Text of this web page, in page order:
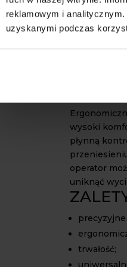
reklamowym i
uzyskanymi podczas
może być
Świetnie
ciągników
wysoki
płynną
operator
uniknąć
trwałość;